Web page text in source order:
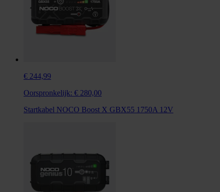
€ 244,99
Oorspronkelijk: € 280,00
Startkabel NOCO Boost X GBX55 1750A 12V